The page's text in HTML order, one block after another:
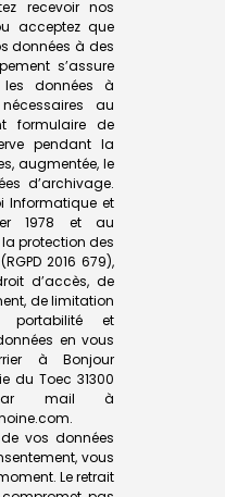
recevoir nos
acceptez que
données à des
s’assure
données à
au
formulaire de
pendant la
augmentée, le
d’archivage.
Informatique et
1978 et au
protection des
2016 679),
d’accès, de
de limitation
et
en vous
à Bonjour
du Toec 31300
par mail à
vos données
vous
Le retrait